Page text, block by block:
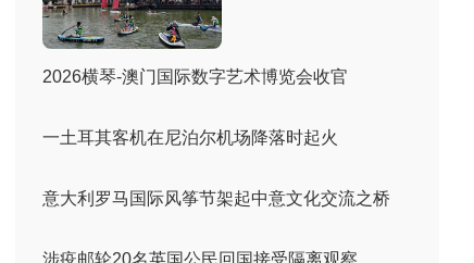
2026横琴-澳门国际数字艺术博览会收官
一土耳其客机在尼泊尔机场降落时起火
意大利罗马国际风筝节架起中意文化交流之桥
涉疫邮轮20名英国公民回国接受隔离观察